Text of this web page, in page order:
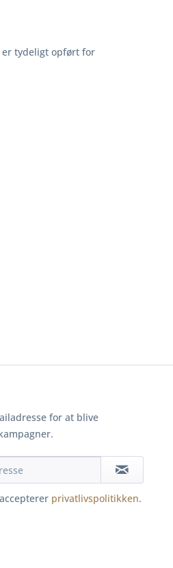
tydeligt opført for
for at blive
privatlivspolitikken.